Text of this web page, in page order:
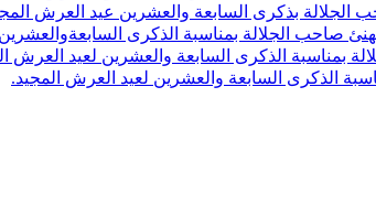
الجلالة بذكرى السابعة والعشرين عيد العرش
صاحب الجلالة بمناسبة الذكرى
الذكرى السابعة والعشرين لعيد العرش
الذكرى السابعة والعشرين لعيد العرش المجيد.